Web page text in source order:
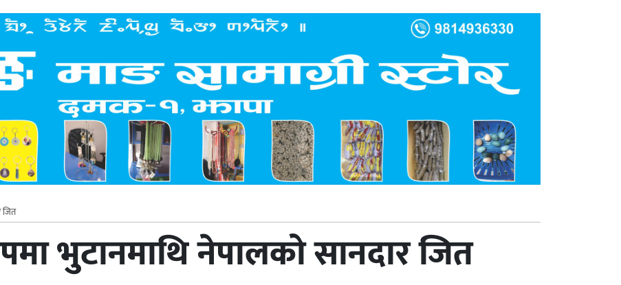
जित
भुटानमाथि नेपालको सानदार जित